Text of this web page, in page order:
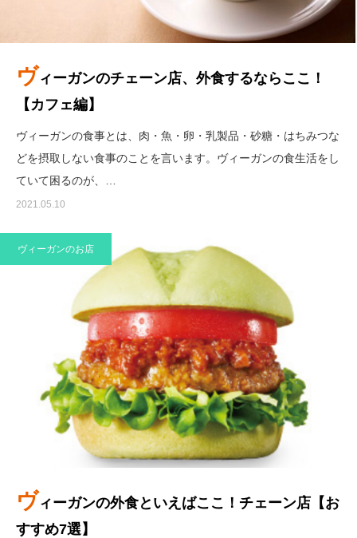
ヴィーガンのチェーン店、外食するならここ！
【カフェ編】
ヴィーガンの食事とは、肉・魚・卵・乳製品・砂糖・はちみつな
どを摂取しない食事のことを言います。ヴィーガンの食生活をし
ていて困るのが、…
2021.05.10
ヴィーガンのお店
ヴィーガンの外食といえばここ！チェーン店【お
すすめ7選】